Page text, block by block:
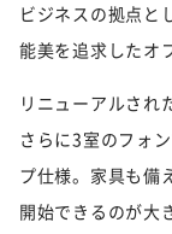
ビジネスの拠点と
能美を追求したオ
リニューアルされ
さらに3室のフォ
プ仕様。家具も備
開始できるのが大